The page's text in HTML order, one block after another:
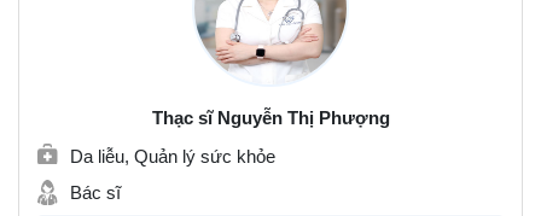
Thạc sĩ Nguyễn Thị Phượng
Da liễu, Quản lý sức khỏe
Bác sĩ